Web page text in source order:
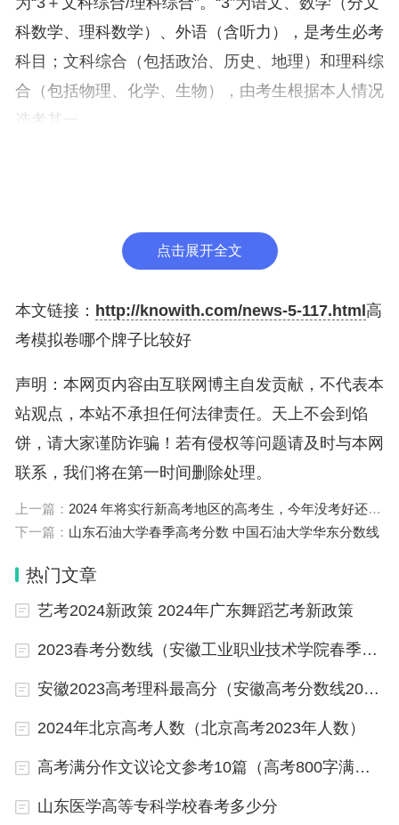
科数学、理科数学）、外语（含听力），是考生必考
科目；文科综合（包括政治、历史、地理）和理科综
合（包括物理、化学、生物），由考生根据本人情况
选考其一。
科数学、理科数学）、外语（含听力），是考生必考
科目；文科综合（包括政治、历史、地理）和理科综
河南省高考制度将迎来一场变革，计划在2024年开
始实施新的高考制度。这场改革的主要目标是提高教
育质量和公平性，并促进学生综合素质的发展。具体
措施包括增加选科数量、取消文理分科、引入弹性录
取机制等。这些举措旨在让学生更好地发挥自己的潜
力和特长，同时减轻他们过多依赖应试教育的压力。
除此之外，新的高考制度还将涉及到教师培训和评
过程需要各级政府、学校和社会各界紧密协作，共同
推动河南省高考制度向着更为公正客观、有利于学生
成长成才发展的方向发展。
三、全国高考试卷种类
一、新高考Ⅰ卷（全国统一命题）
史、政治、地理、生物、化学
点击展开全文
本文链接： http://knowith.com/news-5-117.html 高
考模拟卷哪个牌子比较好
声明：本网页内容由互联网博主自发贡献，不代表本
站观点，本站不承担任何法律责任。天上不会到馅
饼，请大家谨防诈骗！若有侵权等问题请及时与本网
联系，我们将在第一时间删除处理。
上一篇： 2024 年将实行新高考地区的高考生，今年没考好还建议复读吗？
下一篇： 山东石油大学春季高考分数 中国石油大学华东分数线
热门文章
艺考2024新政策 2024年广东舞蹈艺考新政策
2023春考分数线（安徽工业职业技术学院春季高考录取分数线）
安徽2023高考理科最高分（安徽高考分数线2024年公布）
2024年北京高考人数（北京高考2023年人数）
高考满分作文议论文参考10篇（高考800字满分作文参考(10篇)）
山东医学高等专科学校春考多少分